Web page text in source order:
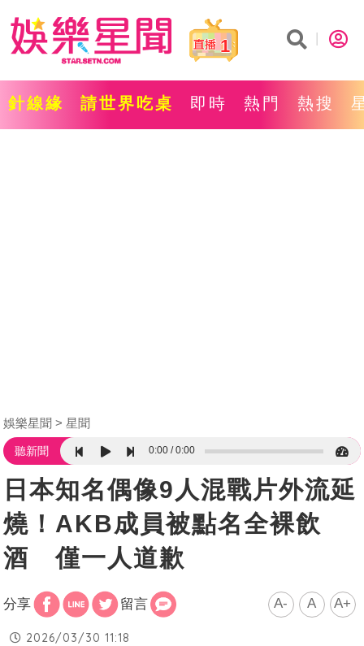
1
針線緣 請世界吃桌 即時 熱門 熱搜
娛樂星聞 星聞
聽新聞 0:00 0:00
日本知名偶像9人混戰片外流延
燒！AKB成員被點名全裸飲
酒 僅一人道歉
分享 留言 A- A A+
2026/03/30 11:18